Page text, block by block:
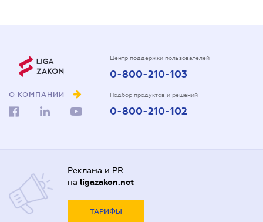
О КОМПАНИИ
Центр поддержки пользователей
0-800-210-103
Подбор продуктов и решений
0-800-210-102
Реклама и PR
на ligazakon.net
ТАРИФЫ